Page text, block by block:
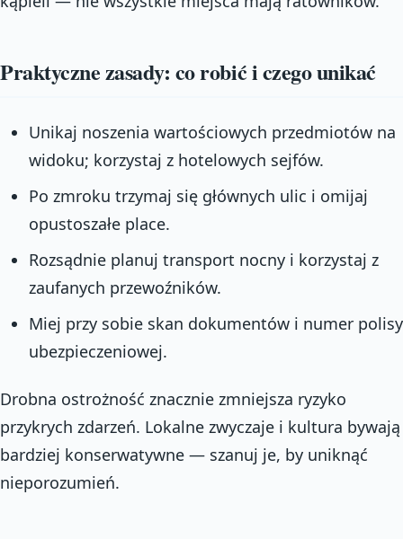
Praktyczne zasady: co robić i czego unikać
Unikaj noszenia wartościowych przedmiotów na
widoku; korzystaj z hotelowych sejfów.
Po zmroku trzymaj się głównych ulic i omijaj
opustoszałe place.
Rozsądnie planuj transport nocny i korzystaj z
zaufanych przewoźników.
Miej przy sobie skan dokumentów i numer polisy
ubezpieczeniowej.
Drobna ostrożność znacznie zmniejsza ryzyko
przykrych zdarzeń. Lokalne zwyczaje i kultura bywają
bardziej konserwatywne — szanuj je, by uniknąć
nieporozumień.